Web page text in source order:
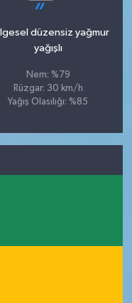
düzensiz yağmur
yağışlı
Nem: %79
Rüzgar: 30 km/h
Yağış Olasılığı: %85